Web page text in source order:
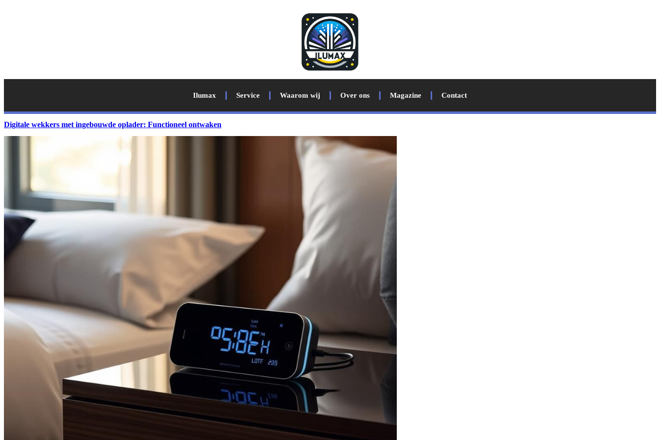
Ilumax Service Waarom wij Over ons Magazine Contact
Digitale wekkers met ingebouwde oplader: Functioneel ontwaken